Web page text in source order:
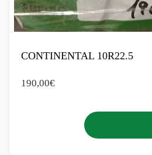
CONTINENTAL 10R22.5
190,00€